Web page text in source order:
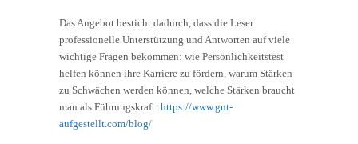
Das Angebot besticht dadurch, dass die Leser
professionelle Unterstützung und Antworten auf viele
wichtige Fragen bekommen: wie Persönlichkeitstest
helfen können ihre Karriere zu fördern, warum Stärken
zu Schwächen werden können, welche Stärken braucht
man als Führungskraft: https://www.gut-
aufgestellt.com/blog/